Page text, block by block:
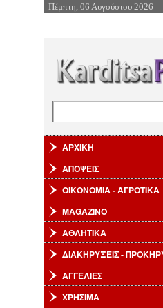
Επιστροφή
Πέμπτη, 06 Αυγούστου 2026
ΑΡΧΙΚΗ
ΑΠΟΨΕΙΣ
ΟΙΚΟΝΟΜΙΑ - ΑΓΡΟΤΙΚΑ
MAGAZINO
ΑΘΛΗΤΙΚΑ
ΔΙΑΚΗΡΥΞΕΙΣ -
ΑΓΓΕΛΙΕΣ
ΧΡΗΣΙΜΑ